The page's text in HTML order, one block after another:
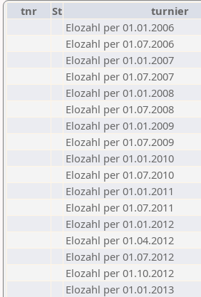
tnr St turnier
Elozahl per 01.01.2006
Elozahl per 01.07.2006
Elozahl per 01.01.2007
Elozahl per 01.07.2007
Elozahl per 01.01.2008
Elozahl per 01.07.2008
Elozahl per 01.01.2009
Elozahl per 01.07.2009
Elozahl per 01.01.2010
Elozahl per 01.07.2010
Elozahl per 01.01.2011
Elozahl per 01.07.2011
Elozahl per 01.01.2012
Elozahl per 01.04.2012
Elozahl per 01.07.2012
Elozahl per 01.10.2012
Elozahl per 01.01.2013